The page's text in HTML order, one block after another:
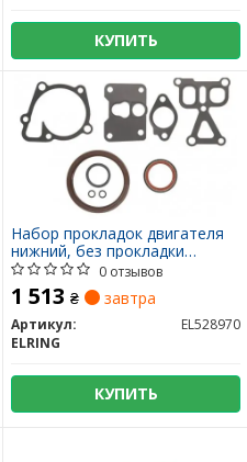
КУПИТЬ
Набор прокладок двигателя
нижний, без прокладки
поддона
0 отзывов
1 513 ₴ завтра
Артикул:
EL528970
ELRING
КУПИТЬ